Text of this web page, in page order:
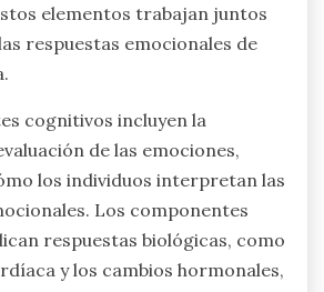
elementos trabajan juntos
respuestas emocionales de
cognitivos incluyen la
de las emociones,
los individuos interpretan las
Los componentes
respuestas biológicas, como
y los cambios hormonales,